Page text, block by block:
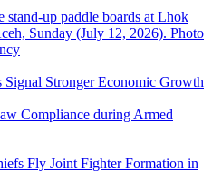
Signal Stronger Economic Growth
Compliance during Armed
Fly Joint Fighter Formation in